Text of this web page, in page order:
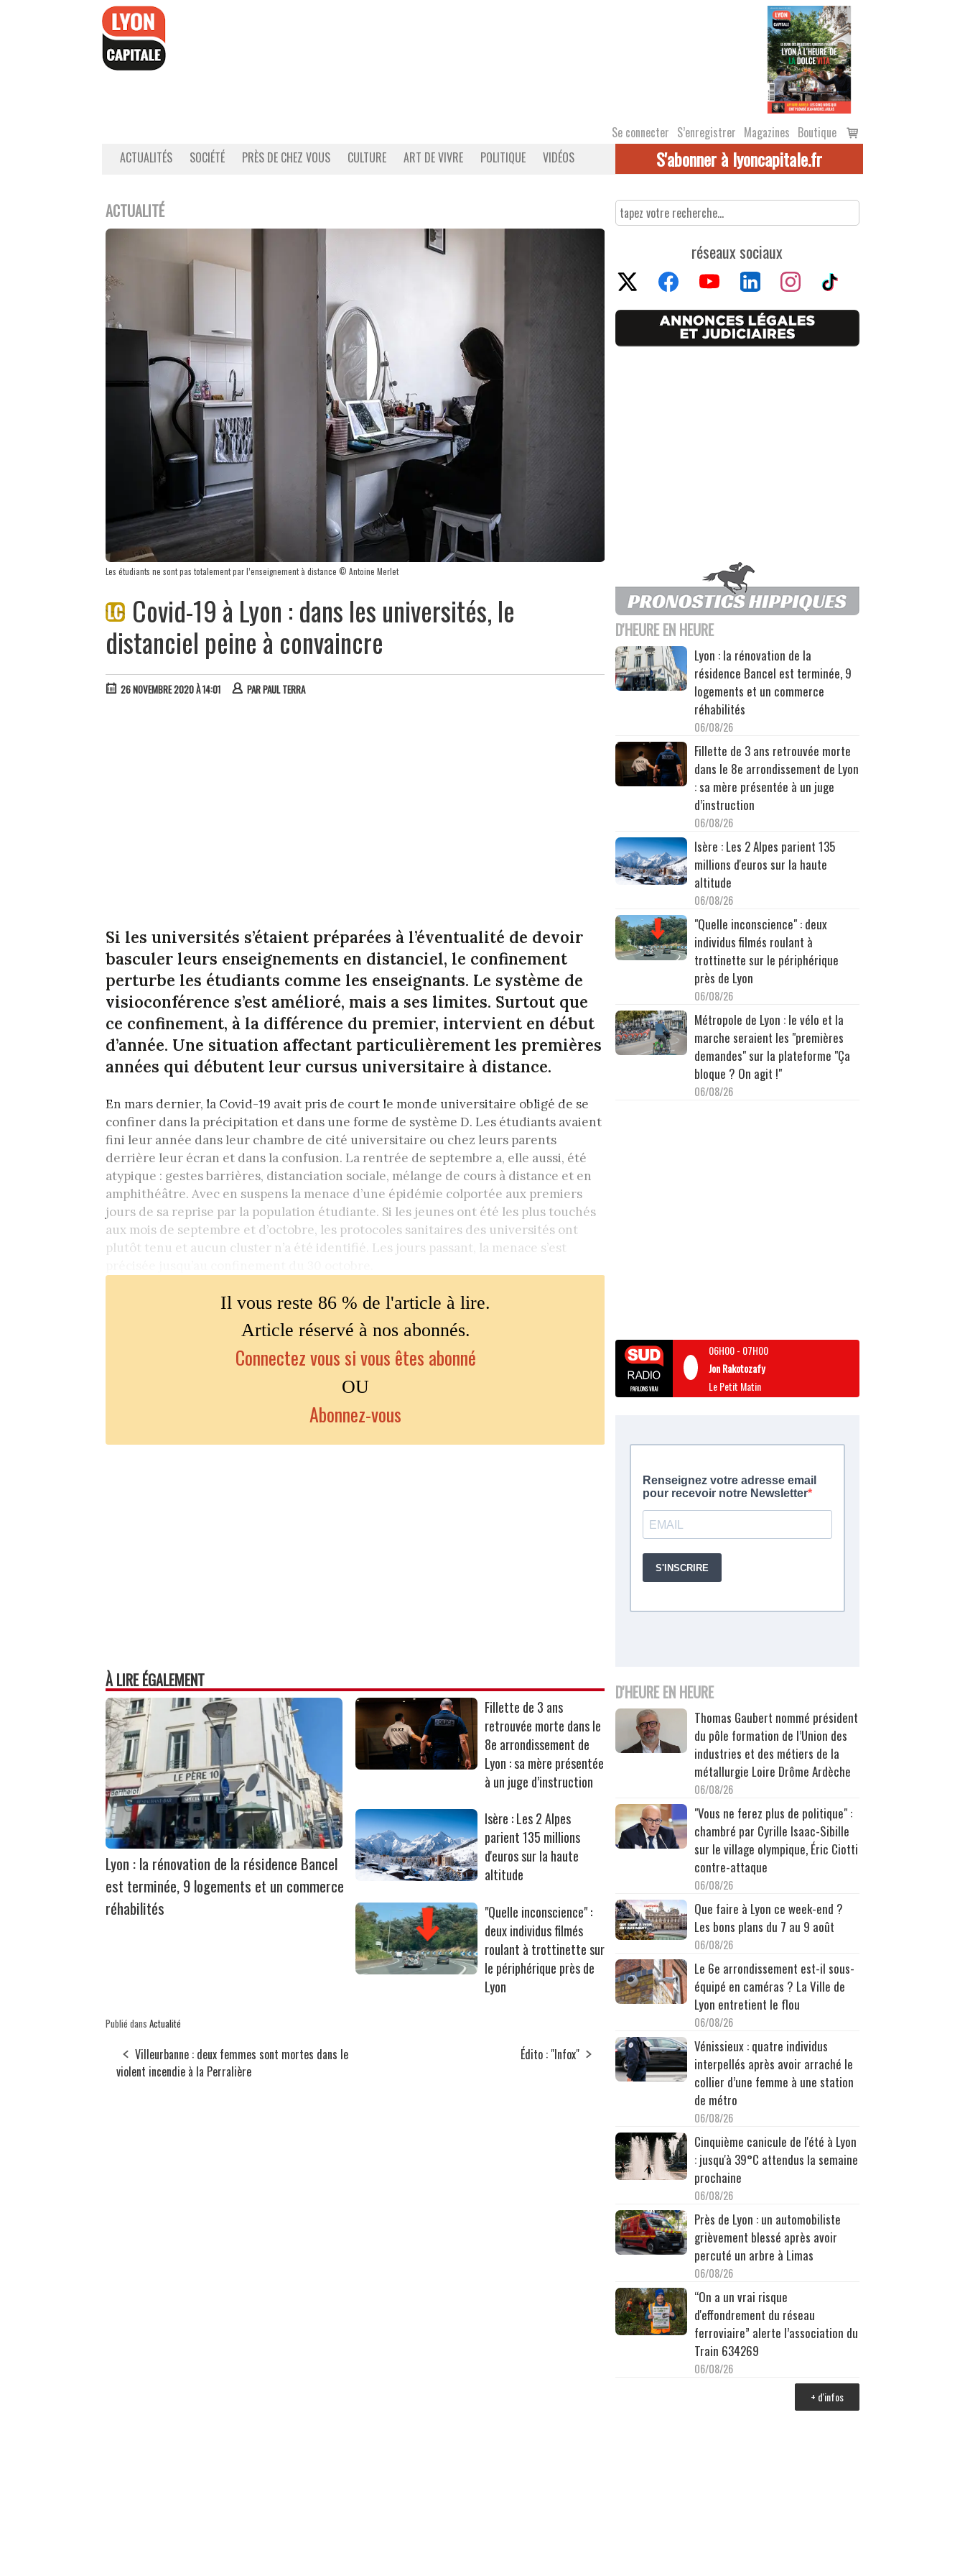
Se connecter S’enregistrer Magazines Boutique
Voir
le
ACTUALITÉS SOCIÉTÉ PRÈS DE CHEZ VOUS CULTURE ART DE VIVRE POLITIQUE VIDÉOS S'abonner à lyoncapitale.fr
ACTUALITÉ
Les étudiants ne sont pas totalement par l’enseignement à distance © Antoine Merlet
Covid-19 à Lyon : dans les universités, le
distanciel peine à convaincre
26 NOVEMBRE 2020 À 14:01 PARPAUL TERRA
Si les universités s’étaient préparées à l’éventualité de devoir
basculer leurs enseignements en distanciel, le confinement
perturbe les étudiants comme les enseignants. Le système de
visioconférence s’est amélioré, mais a ses limites. Surtout que
ce confinement, à la différence du premier, intervient en début
d’année. Une situation affectant particulièrement les premières
années qui débutent leur cursus universitaire à distance.
En mars dernier, la Covid-19 avait pris de court le monde universitaire obligé de se
confiner dans la précipitation et dans une forme de système D. Les étudiants avaient
fini leur année dans leur chambre de cité universitaire ou chez leurs parents
derrière leur écran et dans la confusion. La rentrée de septembre a, elle aussi, été
atypique : gestes barrières, distanciation sociale, mélange de cours à distance et en
amphithéâtre. Avec en suspens la menace d’une épidémie colportée aux premiers
jours de sa reprise par la population étudiante. Si les jeunes ont été les plus touchés
aux mois de septembre et d’octobre, les protocoles sanitaires des universités ont
plutôt tenu et aucun cluster n’a été identifié. Les jours passant, la menace s’est
Il vous reste 86 % de l'article à lire.
Article réservé à nos abonnés.
Connectez vous si vous êtes abonné
OU
Abonnez-vous
À LIRE ÉGALEMENT
Lyon : la rénovation de la résidence Bancel
est terminée, 9 logements et un commerce
réhabilités
Fillette de 3 ans
retrouvée morte dans le
8e arrondissement de
Lyon : sa mère présentée
à un juge d’instruction
Isère : Les 2 Alpes
parient 135 millions
d'euros sur la haute
altitude
"Quelle inconscience" :
deux individus filmés
roulant à trottinette sur
le périphérique près de
Lyon
Publié dans Actualité
Villeurbanne : deux femmes sont mortes dans le
violent incendie à la Perralière
Édito : "Infox"
réseaux sociaux
D'HEURE EN HEURE
Lyon : la rénovation de la
résidence Bancel est terminée, 9
logements et un commerce
réhabilités
06/08/26
Fillette de 3 ans retrouvée morte
dans le 8e arrondissement de Lyon
: sa mère présentée à un juge
d’instruction
06/08/26
Isère : Les 2 Alpes parient 135
millions d'euros sur la haute
altitude
06/08/26
"Quelle inconscience" : deux
individus filmés roulant à
trottinette sur le périphérique
près de Lyon
06/08/26
Métropole de Lyon : le vélo et la
marche seraient les "premières
demandes" sur la plateforme "Ça
bloque ? On agit !"
06/08/26
06H00- 07H00
Jon Rakotozafy
Le Petit Matin
D'HEURE EN HEURE
Thomas Gaubert nommé président
du pôle formation de l’Union des
industries et des métiers de la
métallurgie Loire Drôme Ardèche
06/08/26
"Vous ne ferez plus de politique" :
chambré par Cyrille Isaac-Sibille
sur le village olympique, Éric Ciotti
contre-attaque
06/08/26
Que faire à Lyon ce week-end ?
Les bons plans du 7 au 9 août
06/08/26
Le 6e arrondissement est-il sous-
équipé en caméras ? La Ville de
Lyon entretient le flou
06/08/26
Vénissieux : quatre individus
interpellés après avoir arraché le
collier d’une femme à une station
de métro
06/08/26
Cinquième canicule de l'été à Lyon
: jusqu'à 39°C attendus la semaine
prochaine
06/08/26
Près de Lyon : un automobiliste
grièvement blessé après avoir
percuté un arbre à Limas
06/08/26
“On a un vrai risque
d'effondrement du réseau
ferroviaire” alerte l’association du
Train 634269
06/08/26
+ d'infos